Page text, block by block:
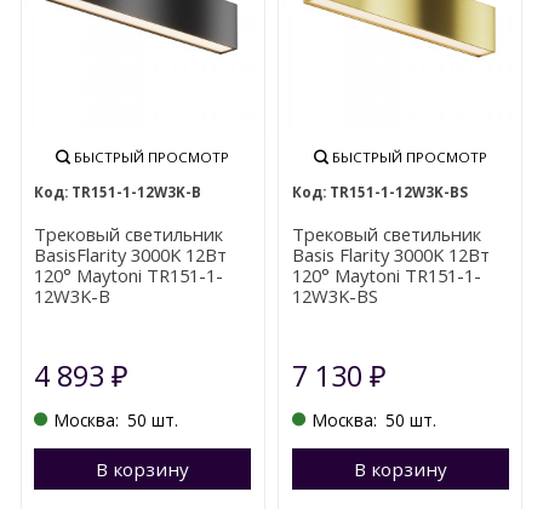
БЫСТРЫЙ ПРОСМОТР
TR151-1-12W3K-B
Трековый светильник
BasisFlarity 3000K 12Вт
120° Maytoni TR151-1-
12W3K-B
4 893₽
Москва: 50 шт.
В корзину Перейти в корзину
БЫСТРЫЙ ПРОСМОТР
TR151-1-12W3K-BS
Трековый светильник
Basis Flarity 3000K 12Вт
120° Maytoni TR151-1-
12W3K-BS
7 130 ₽
Москва: 50 шт.
В корзину